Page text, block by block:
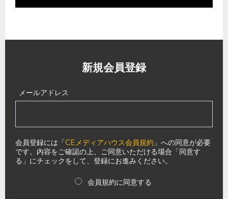
新規会員登録
メールアドレス
会員登録には「CEメディアハウス会員規約 」への同意が必要
です。内容をご確認の上、ご同意いただける場合「同意す
る」にチェックをして、登録にお進みください。
会員規約に同意する